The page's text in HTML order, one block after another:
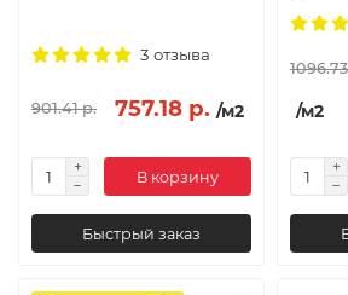
3 отзыва
901.41 р. 757.18 р. /м2
В корзину
Быстрый заказ
/м2